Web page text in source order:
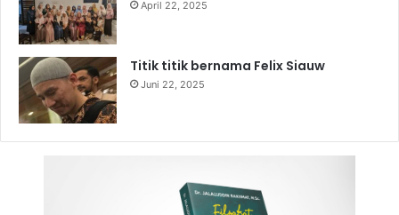
April 22, 2025
Titik titik bernama Felix Siauw
Juni 22, 2025